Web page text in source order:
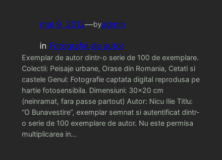
mai 9, 2012—byadmin
in Fotografie de autor
Exemplar de autor dintr-o serie de 100 de exemplare.
Colectii: Peisaje urbane, Orase din Romania, Cetati si
castele Genul: Fotografie captata digital reprodusa pe
hartie fotosensibila. Dimensiuni: 30×20 cm
(neinramat, fara passe partout) Autor: Nicu Ilie Titlu:
“O Bunavestire”, exemplar semnat si autentificat dintr-
o serie de 100 exemplare de autor. Nu este permisa
multiplicarea in…